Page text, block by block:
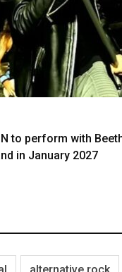
to perform with
in January 2027